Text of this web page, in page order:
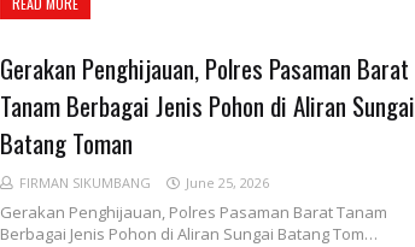
Gerakan Penghijauan, Polres Pasaman Barat
Tanam Berbagai Jenis Pohon di Aliran Sungai
Batang Toman
FIRMAN SIKUMBANG June 25, 2026
Gerakan Penghijauan, Polres Pasaman Barat Tanam
Berbagai Jenis Pohon di Aliran Sungai Batang Tom…